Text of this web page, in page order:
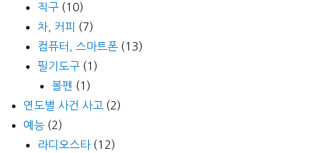
직구 (10)
차, 커피 (7)
컴퓨터, 스마트폰 (13)
필기도구 (1)
볼펜 (1)
연도별 사건 사고 (2)
예능 (2)
라디오스타(12)